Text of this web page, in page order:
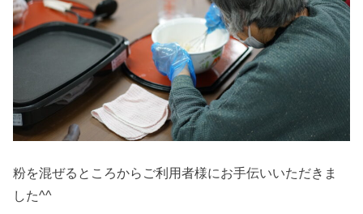
粉を混ぜるところからご利用者様にお手伝いいただきま
した^^